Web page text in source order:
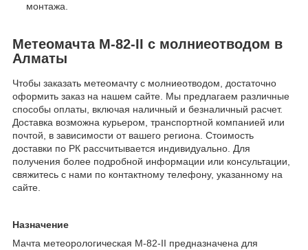
монтажа.
Метеомачта М-82-II с молниеотводом в
Алматы
Чтобы заказать метеомачту с молниеотводом, достаточно
оформить заказ на нашем сайте. Мы предлагаем различные
способы оплаты, включая наличный и безналичный расчет.
Доставка возможна курьером, транспортной компанией или
почтой, в зависимости от вашего региона. Стоимость
доставки по РК рассчитывается индивидуально. Для
получения более подробной информации или консультации,
свяжитесь с нами по контактному телефону, указанному на
сайте.
Назначение
Мачта метеорологическая М-82-II предназначена для